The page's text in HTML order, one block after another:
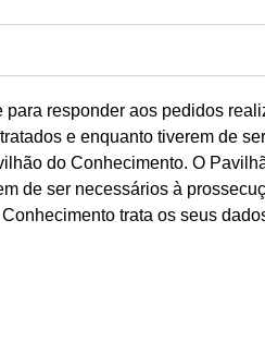
responder aos pedidos
e enquanto tiverem de
do Conhecimento. O
de ser necessários à
trata os seus